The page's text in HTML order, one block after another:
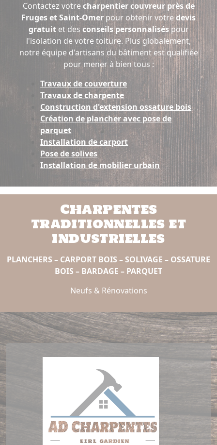
Contactez votrecharpentier couvreur près de
Fruges et Saint-Omer pour obtenir votredevis
gratuitet des conseils personnaliséspour
l'isolation de votre toiture. Plus globalement,
notre équipe d'artisans du bâtiment est qualifiée
pour mener à bien tous :
Travaux de couverture
Travaux de charpente
Construction d'extension ossature bois
Création de plancher avec pose de
parquet
Installation de carport
Pose de solives
Installation de mobilier urbain
Charpentes
traditionnelles et
industrielles
PLANCHERS – CARPORT BOIS – SOLIVAGE – OSSATURE
BOIS – BARDAGE – PARQUET
Neufs & Rénovations